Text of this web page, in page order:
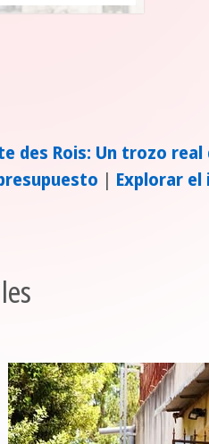
des Rois: Un trozo
| Explorar el